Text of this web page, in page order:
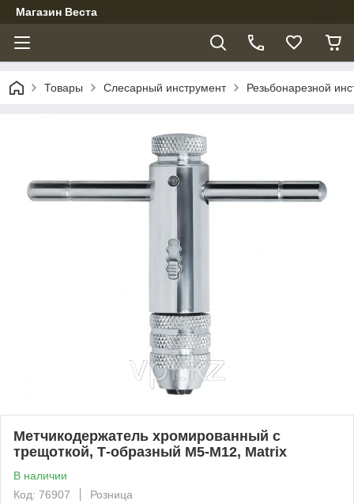
Магазин Веста
Товары Слесарный инструмент Резьбонарезной
Метчикодержатель хромированный с
трещоткой, Т-образный М5-М12, Matrix
В наличии
Код: 76907
Розница